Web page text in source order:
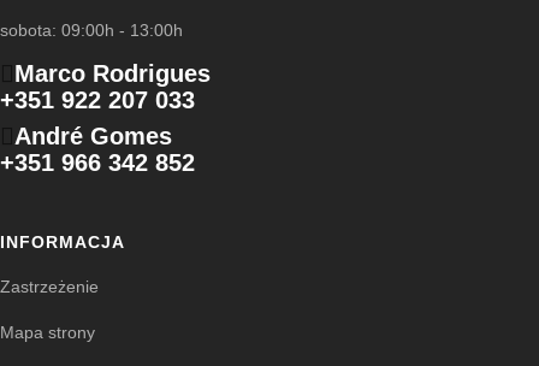
sobota: 09:00h - 13:00h
Marco Rodrigues
+351 922 207 033
André Gomes
+351 966 342 852
INFORMACJA
Zastrzeżenie
Mapa strony